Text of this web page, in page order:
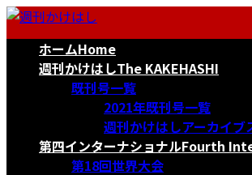
コ
ナ
ホームHome
週刊かけはしThe KAKEHASHI
既刊号一覧
2021年既刊号一覧
週刊かけはしアーカイブ
第四インターナショナルFourth
第18回世界大会